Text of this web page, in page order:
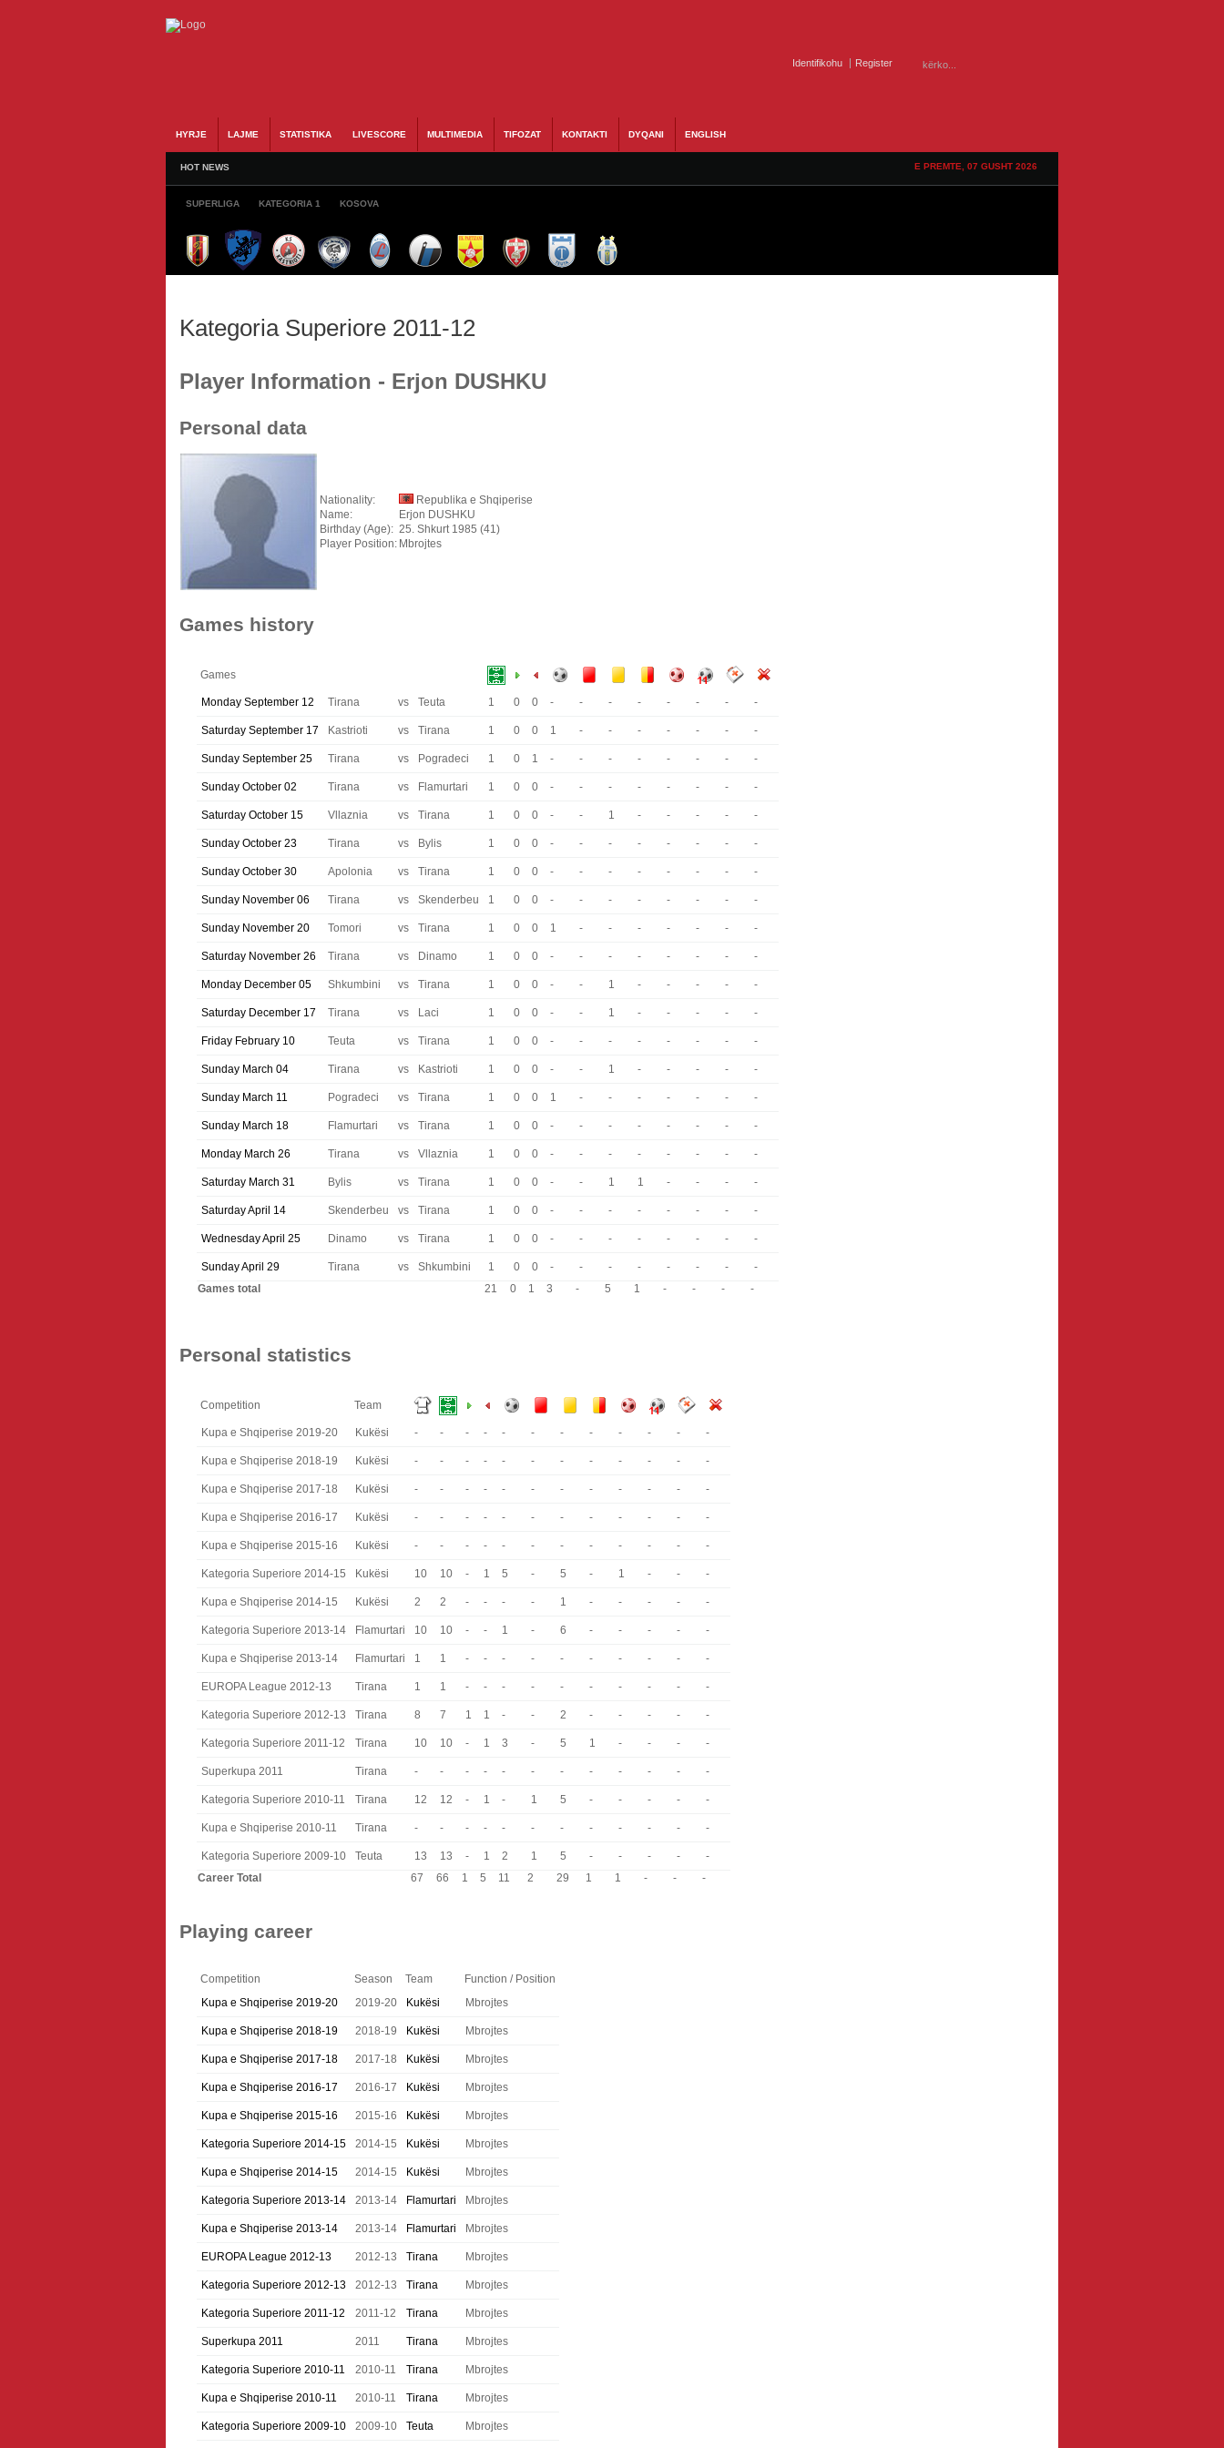
Identifikohu Register
HYRJE LAJME STATISTIKA LIVESCORE MULTIMEDIA TIFOZAT KONTAKTI DYQANI ENGLISH
HOT NEWS E PREMTE, 07 GUSHT 2026
SUPERLIGA KATEGORIA 1 KOSOVA
Kategoria Superiore 2011-12
Player Information - Erjon DUSHKU
Personal data
Nationality:
Republika e Shqiperise
Name:
Erjon DUSHKU
Birthday (Age): 25. Shkurt 1985 (41)
Player Position: Mbrojtes
Games history
Games
Monday September 12 Tirana vs Teuta 1 0 0 - - - - - - - -
Saturday September 17 Kastrioti vs Tirana 1 0 0 1 - - - - - - -
Sunday September 25 Tirana vs Pogradeci 1 0 1 - - - - - - - -
Sunday October 02 Tirana vs Flamurtari 1 0 0 - - - - - - - -
Saturday October 15 Vllaznia vs Tirana 1 0 0 - - 1 - - - - -
Sunday October 23 Tirana vs Bylis 1 0 0 - - - - - - - -
Sunday October 30 Apolonia vs Tirana 1 0 0 - - - - - - - -
Sunday November 06 Tirana vs Skenderbeu 1 0 0 - - - - - - - -
Sunday November 20 Tomori vs Tirana 1 0 0 1 - - - - - - -
Saturday November 26 Tirana vs Dinamo 1 0 0 - - - - - - - -
Monday December 05 Shkumbini vs Tirana 1 0 0 - - 1 - - - - -
Saturday December 17 Tirana vs Laci 1 0 0 - - 1 - - - - -
Friday February 10 Teuta vs Tirana 1 0 0 - - - - - - - -
Sunday March 04 Tirana vs Kastrioti 1 0 0 - - 1 - - - - -
Sunday March 11 Pogradeci vs Tirana 1 0 0 1 - - - - - - -
Sunday March 18 Flamurtari vs Tirana 1 0 0 - - - - - - - -
Monday March 26 Tirana vs Vllaznia 1 0 0 - - - - - - - -
Saturday March 31 Bylis vs Tirana 1 0 0 - - 1 1 - - - -
Saturday April 14 Skenderbeu vs Tirana 1 0 0 - - - - - - - -
Wednesday April 25 Dinamo vs Tirana 1 0 0 - - - - - - - -
Sunday April 29 Tirana vs Shkumbini 1 0 0 - - - - - - -
-
Games total
21 0 1 3 - 5 1 - - - -
Personal statistics
Competition Team
Kupa e Shqiperise 2019-20 Kukësi - - - - - - - - - - - -
Kupa e Shqiperise 2018-19 Kukësi - - - - - - - - - - - -
Kupa e Shqiperise 2017-18 Kukësi - - - - - - - - - - - -
Kupa e Shqiperise 2016-17 Kukësi - - - - - - - - - - - -
Kupa e Shqiperise 2015-16 Kukësi - - - - - - - - - - - -
Kategoria Superiore 2014-15 Kukësi 10 10 - 1 5 - 5 - 1 - - -
Kupa e Shqiperise 2014-15 Kukësi 2 2 - - - - 1 - - - - -
Kategoria Superiore 2013-14 Flamurtari 10 10 - - 1 - 6 - - - - -
Kupa e Shqiperise 2013-14 Flamurtari 1 1 - - - - - - - - - -
EUROPA League 2012-13 Tirana 1 1 - - - - - - - - - -
Kategoria Superiore 2012-13 Tirana 8 7 1 1 - - 2 - - - - -
Kategoria Superiore 2011-12 Tirana 10 10 - 1 3 - 5 1 - - - -
Superkupa 2011 Tirana - - - - - - - - - - - -
Kategoria Superiore 2010-11 Tirana 12 12 - 1 - 1 5 - - - - -
Kupa e Shqiperise 2010-11 Tirana - - - - - - - - - - - -
Kategoria Superiore 2009-10 Teuta 13 13 - 1 2 1 5 - - - -
-
Career Total
67 66 1 5 11 2 29 1 1 - - -
Playing career
Competition Season Team
Function / Position
Kupa e Shqiperise 2019-20
2019-20 Kukësi Mbrojtes
Kupa e Shqiperise 2018-19 2018-19 Kukësi Mbrojtes
Kupa e Shqiperise 2017-18 2017-18 Kukësi Mbrojtes
Kupa e Shqiperise 2016-17 2016-17 Kukësi Mbrojtes
Kupa e Shqiperise 2015-16 2015-16 Kukësi Mbrojtes
Kategoria Superiore 2014-15 2014-15 Kukësi Mbrojtes
Kupa e Shqiperise 2014-15 2014-15 Kukësi Mbrojtes
Kategoria Superiore 2013-14 2013-14 Flamurtari Mbrojtes
Kupa e Shqiperise 2013-14 2013-14 Flamurtari Mbrojtes
EUROPA League 2012-13 2012-13 Tirana Mbrojtes
Kategoria Superiore 2012-13 2012-13 Tirana Mbrojtes
Kategoria Superiore 2011-12 2011-12 Tirana Mbrojtes
Superkupa 2011 2011 Tirana Mbrojtes
Kategoria Superiore 2010-11 2010-11 Tirana Mbrojtes
Kupa e Shqiperise 2010-11 2010-11 Tirana Mbrojtes
Kategoria Superiore 2009-10 2009-10 Teuta Mbrojtes